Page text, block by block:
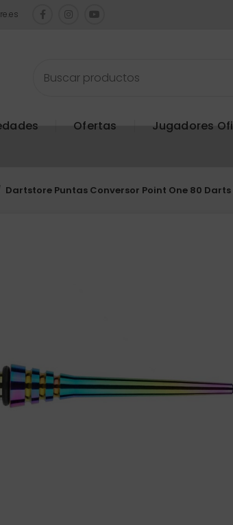
Ofertas Jugadores
Dartstore Puntas Conversor Point One 80 Darts